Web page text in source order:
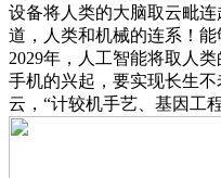
设备将人类的大脑取云毗
道，人类和机械的连系！
2029年，人工智能将取人
手机的兴起，要实现长生
云，“计较机手艺、基因工